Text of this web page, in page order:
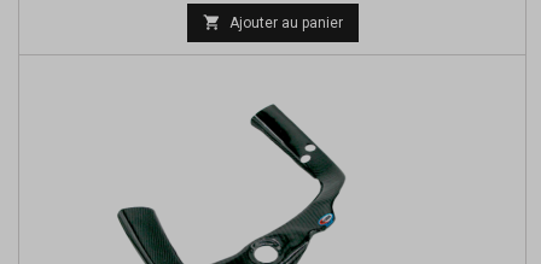
de
base
 Ajouter au panier